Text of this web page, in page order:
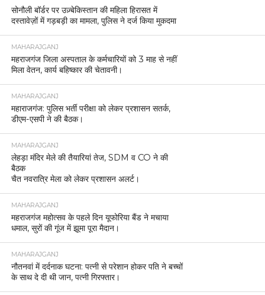
सोनौली बॉर्डर पर उज़्बेकिस्तान की महिला हिरासत में
दस्तावेज़ों में गड़बड़ी का मामला, पुलिस ने दर्ज किया मुकदमा
MAHARAJGANJ
महराजगंज जिला अस्पताल के कर्मचारियों को 3 माह से नहीं
मिला वेतन, कार्य बहिष्कार की चेतावनी।
MAHARAJGANJ
महाराजगंज: पुलिस भर्ती परीक्षा को लेकर प्रशासन सतर्क,
डीएम-एसपी ने की बैठक।
MAHARAJGANJ
लेहड़ा मंदिर मेले की तैयारियां तेज, SDM व CO ने की
बैठक
चैत नवरात्रि मेला को लेकर प्रशासन अलर्ट।
MAHARAJGANJ
महराजगंज महोत्सव के पहले दिन यूफोरिया बैंड ने मचाया
धमाल, सुरों की गूंज में झूमा पूरा मैदान।
MAHARAJGANJ
नौतनवां में दर्दनाक घटना: पत्नी से परेशान होकर पति ने बच्चों
के साथ दे दी थी जान, पत्नी गिरफ्तार।